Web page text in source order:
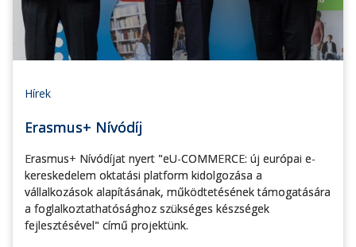
Hírek
Erasmus+ Nívódíj
Erasmus+ Nívódíjat nyert "eU-COMMERCE: új európai e-
kereskedelem oktatási platform kidolgozása a
vállalkozások alapításának, működtetésének támogatására
a foglalkoztathatósághoz szükséges készségek
fejlesztésével" című projektünk.